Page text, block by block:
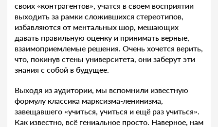
своих «контрагентов», учатся в своем восприятии
выходить за рамки сложившихся стереотипов,
избавляются от ментальных шор, мешающих
давать правильную оценку и принимать верные,
взаимоприемлемые решения. Очень хочется верить,
что, покинув стены университета, они заберут эти
знания с собой в будущее.
Выходя из аудитории, мы вспомнили известную
формулу классика марксизма-ленинизма,
завещавшего «учиться, учиться и ещё раз учиться».
Как известно, всё гениальное просто. Наверное, нам